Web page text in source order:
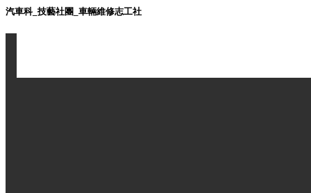
汽車科_技藝社團_車輛維修志工社